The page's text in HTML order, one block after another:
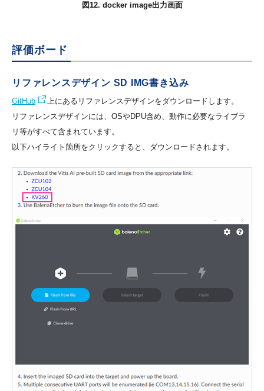
図12. docker image出力画面
評価ボード
リファレンスデザイン SD IMG書き込み
GitHub
上にあるリファレンスデザインをダウンロードします。
リファレンスデザインには、OSやDPU含め、動作に必要なライブラ
リ等がすべて含まれています。
以下ハイライト箇所をクリックすると、ダウンロードされます。